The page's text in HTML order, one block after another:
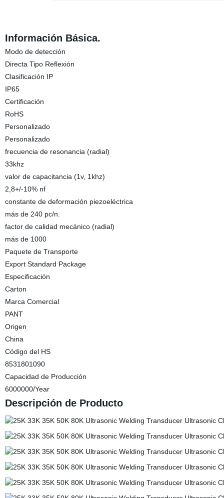
Información Básica.
Modo de detección
Directa Tipo Reflexión
Clasificación IP
IP65
Certificación
RoHS
Personalizado
Personalizado
frecuencia de resonancia (radial)
33khz
valor de capacitancia (1v, 1khz)
2,8+/-10% nf
constante de deformación piezoeléctrica
más de 240 pc/n.
factor de calidad mecánico (radial)
más de 1000
Paquete de Transporte
Export Standard Package
Especificación
Carton
Marca Comercial
PANT
Origen
China
Código del HS
8531801090
Capacidad de Producción
6000000/Year
Descripción de Producto